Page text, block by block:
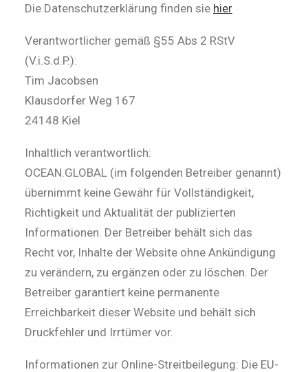
Die Datenschutzerklärung finden sie hier
Verantwortlicher gemäß §55 Abs 2 RStV
(V.i.S.d.P.):
Tim Jacobsen
Klausdorfer Weg 167
24148 Kiel
Inhaltlich verantwortlich:
OCEAN.GLOBAL (im folgenden Betreiber genannt)
übernimmt keine Gewähr für Vollständigkeit,
Richtigkeit und Aktualität der publizierten
Informationen. Der Betreiber behält sich das
Recht vor, Inhalte der Website ohne Ankündigung
zu verändern, zu ergänzen oder zu löschen. Der
Betreiber garantiert keine permanente
Erreichbarkeit dieser Website und behält sich
Druckfehler und Irrtümer vor.
Informationen zur Online-Streitbeilegung: Die EU-